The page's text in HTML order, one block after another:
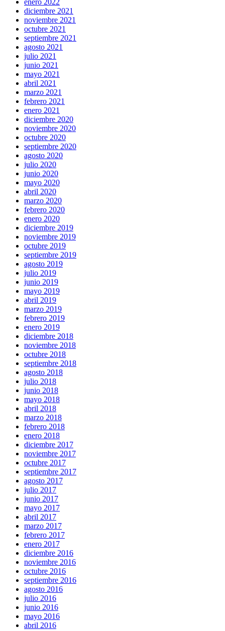
enero 2022
diciembre 2021
noviembre 2021
octubre 2021
septiembre 2021
agosto 2021
julio 2021
junio 2021
mayo 2021
abril 2021
marzo 2021
febrero 2021
enero 2021
diciembre 2020
noviembre 2020
octubre 2020
septiembre 2020
agosto 2020
julio 2020
junio 2020
mayo 2020
abril 2020
marzo 2020
febrero 2020
enero 2020
diciembre 2019
noviembre 2019
octubre 2019
septiembre 2019
agosto 2019
julio 2019
junio 2019
mayo 2019
abril 2019
marzo 2019
febrero 2019
enero 2019
diciembre 2018
noviembre 2018
octubre 2018
septiembre 2018
agosto 2018
julio 2018
junio 2018
mayo 2018
abril 2018
marzo 2018
febrero 2018
enero 2018
diciembre 2017
noviembre 2017
octubre 2017
septiembre 2017
agosto 2017
julio 2017
junio 2017
mayo 2017
abril 2017
marzo 2017
febrero 2017
enero 2017
diciembre 2016
noviembre 2016
octubre 2016
septiembre 2016
agosto 2016
julio 2016
junio 2016
mayo 2016
abril 2016